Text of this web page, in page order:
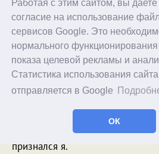
Работая с этим сайтом, вы даете
согласие на использование
сервисов Google. Это
нормального функционирования
показа целевой рекламы и
Статистика использования сайта
отправляется в Google
ОК
оттянемся. Потом его догоним.
севере не видела?
– Не знаю, – признался Рубик, –
видел. Но там тоже интересно и
ужином обсудим. Сейчас вы явно
очарованию момента.
– Лично я очень поддалась, –
– И мне этот момент хочется
признался я.